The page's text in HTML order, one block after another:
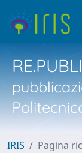
IRIS Pagina